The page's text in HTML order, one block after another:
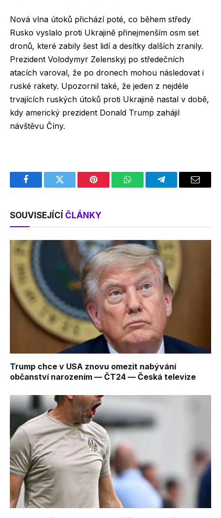
Nová vlna útoků přichází poté, co během středy
Rusko vyslalo proti Ukrajině přinejmenším osm set
dronů, které zabily šest lidí a desítky dalších zranily.
Prezident Volodymyr Zelenskyj po středečních
atacích varoval, že po dronech mohou následovat i
ruské rakety. Upozornil také, že jeden z nejdéle
trvajících ruských útoků proti Ukrajině nastal v době,
kdy americký prezident Donald Trump zahájil
návštěvu Číny.
FacebookTwitter Pinterest WhatsAppTelegramEmail
SOUVISEJÍCÍ ČLÁNKY
Trump chce v USA znovu omezit nabývání
občanství narozením — ČT24 — Česká televize